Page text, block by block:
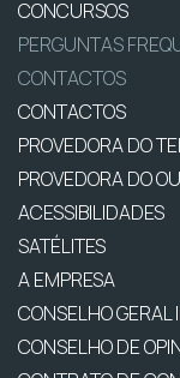
CONCURSOS
PERGUNTAS
CONTACTOS
CONTACTOS
PROVEDORA DO
PROVEDORA DO
ACESSIBILIDADES
SATÉLITES
A EMPRESA
CONSELHO
CONSELHO DE